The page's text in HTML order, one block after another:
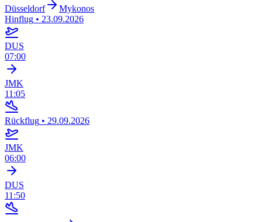
Düsseldorf
Mykonos
Hinflug • 23.09.2026
DUS
07:00
JMK
11:05
Rückflug • 29.09.2026
JMK
06:00
DUS
11:50